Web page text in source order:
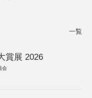
一覧
賞展 2026
会